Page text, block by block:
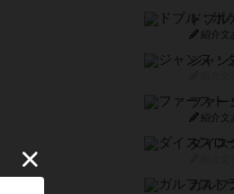
紹介文
紹介文
ダイス
ガルフ